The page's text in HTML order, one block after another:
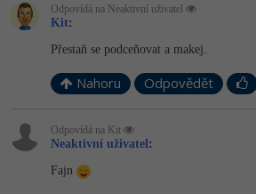
Odpovídá na Neaktivní uživatel
Kit:
Přestaň se podceňovat a makej.
Nahoru Odpovědět
Odpovídá na Kit
Neaktivní uživatel:
Fajn